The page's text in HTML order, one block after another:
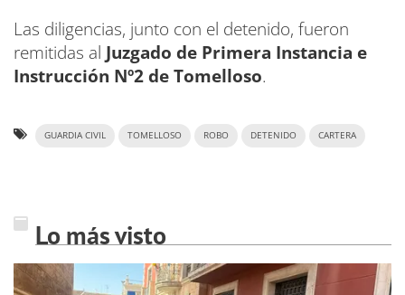
Las diligencias, junto con el detenido, fueron
remitidas al Juzgado de Primera Instancia e
Instrucción Nº2 de Tomelloso.
GUARDIA CIVIL TOMELLOSO ROBO DETENIDO CARTERA
Lo más visto